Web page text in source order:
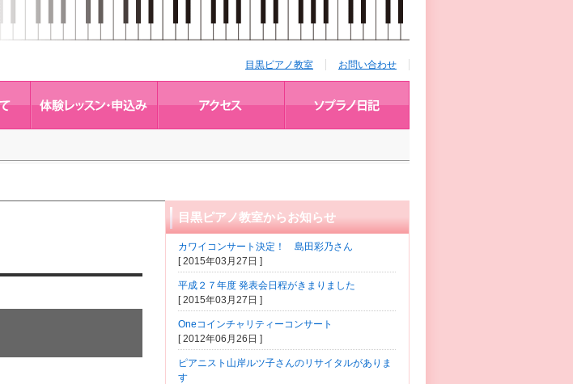
目黒ピアノ教室 お問い合わせ
目黒ピアノ教室からお知らせ
カワイコンサート決定！ 島田彩乃さん
[ 2015年03月27日 ]
平成２７年度 発表会日程がきまりました
[ 2015年03月27日 ]
Oneコインチャリティーコンサート
[ 2012年06月26日 ]
ピアニスト山岸ルツ子さんのリサイタルがありま
す